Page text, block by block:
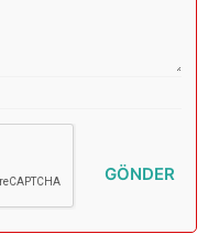
GÖNDER